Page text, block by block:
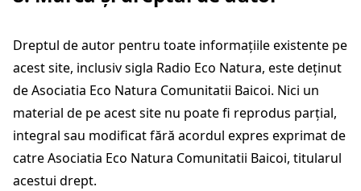
Dreptul de autor pentru toate informațiile existente pe
acest site, inclusiv sigla Radio Eco Natura, este deținut
de Asociatia Eco Natura Comunitatii Baicoi. Nici un
material de pe acest site nu poate fi reprodus parțial,
integral sau modificat fără acordul expres exprimat de
catre Asociatia Eco Natura Comunitatii Baicoi, titularul
acestui drept.